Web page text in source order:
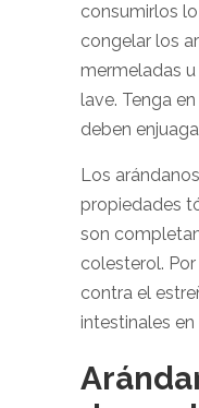
consumirlos
congelar los
mermeladas
lave. Tenga
deben
Los
propiedades
son
colesterol.
contra el
intestinales en